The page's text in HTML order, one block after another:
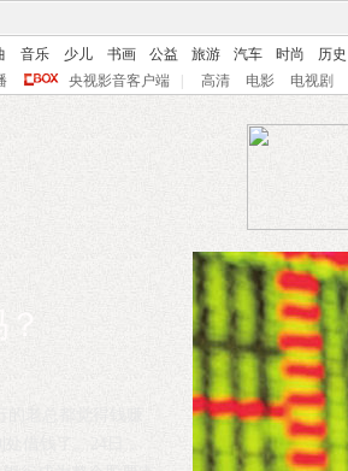
音乐 少儿 书画 公益 旅游 汽车 时尚 历史
央视影音客户端 高清 电影 电视剧